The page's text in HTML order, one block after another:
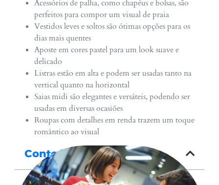
Acessórios de palha, como chapéus e bolsas, são
perfeitos para compor um visual de praia
Vestidos leves e soltos são ótimas opções para os
dias mais quentes
Aposte em cores pastel para um look suave e
delicado
Listras estão em alta e podem ser usadas tanto na
vertical quanto na horizontal
Saias midi são elegantes e versáteis, podendo ser
usadas em diversas ocasiões
Roupas com detalhes em renda trazem um toque
romântico ao visual
Conteúdo